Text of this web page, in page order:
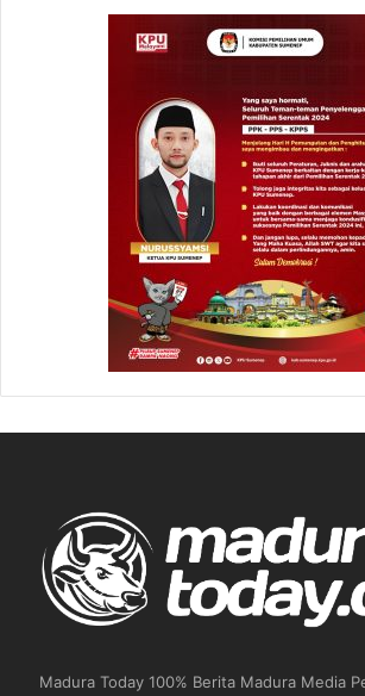
Madura Today 100% Berita Madura Media